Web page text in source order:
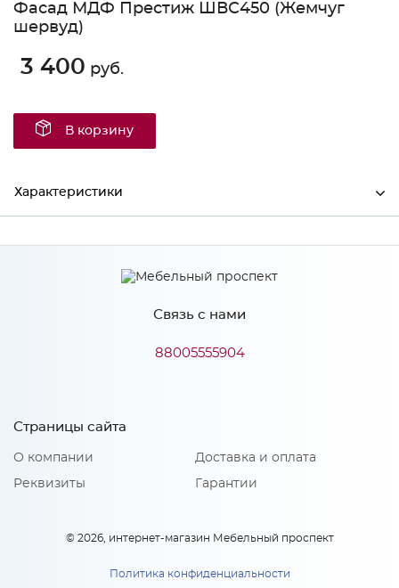
Фасад МДФ Престиж ШВС450 (Жемчуг
шервуд)
3 400 руб.
В корзину
Характеристики
Производитель МиФ
Количество упаковок: 2
Связь с нами
88005555904
Страницы сайта
О компании
Реквизиты
Доставка и оплата
Гарантии
© 2026, интернет-магазин Мебельный проспект
Политика конфиденциальности